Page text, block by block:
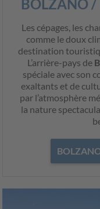
BOLZANO /
Les cépages, les
comme le doux
destination
L’arrière-pays de
spéciale avec son
exaltants et de
par l’atmosphère
la nature